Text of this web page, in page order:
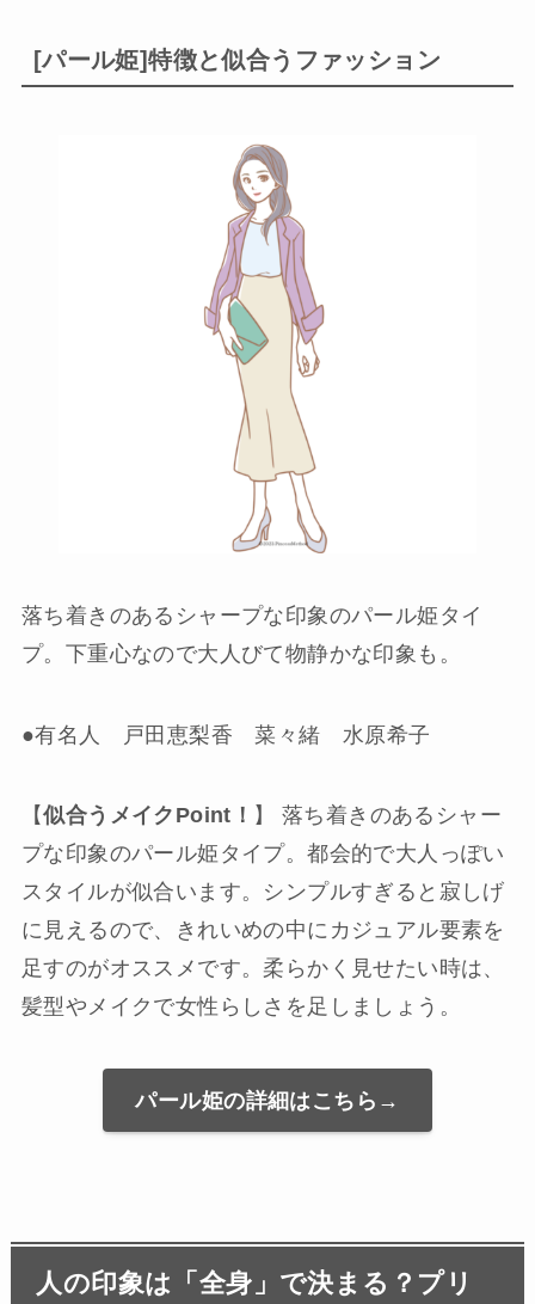
[パール姫]特徴と似合うファッション
落ち着きのあるシャープな印象のパール姫タイ
プ。下重心なので大人びて物静かな印象も。
●有名人 戸田恵梨香 菜々緒 水原希子
【似合うメイクPoint！ 】 落ち着きのあるシャー
プな印象のパール姫タイプ。都会的で大人っぽい
スタイルが似合います。シンプルすぎると寂しげ
に見えるので、きれいめの中にカジュアル要素を
足すのがオススメです。柔らかく見せたい時は、
髪型やメイクで女性らしさを足しましょう。
パール姫の詳細はこちら→
人の印象は「全身」で決まる ？プリ